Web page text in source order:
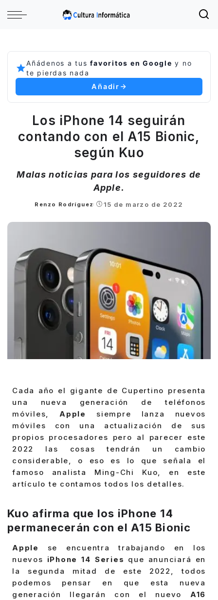
Añádenos a tusfavoritos en Google y no
te pierdas nada
Añadir
Los iPhone 14 seguirán
contando con el A15 Bionic,
según Kuo
Malas noticias para los seguidores de
Apple.
Posted
Renzo Rodríguez 15 de marzo de 2022
Cada año el gigante de Cupertino presenta
una nueva generación de teléfonos
móviles,Apple siempre lanza nuevos
móviles con una actualización de sus
propios procesadores pero al parecer este
2022 las cosas tendrán un cambio
considerable, o eso es lo que señala el
famoso analista Ming-Chi Kuo, en este
artículo te contamos todos los detalles.
Kuo afirma que los iPhone 14
permanecerán con el A15 Bionic
Apple
se encuentra trabajando en los
nuevos iPhone 14 Series que anunciará en
la segunda mitad de este 2022, todos
podemos pensar en que esta nueva
generación llegarán con el nuevo A16